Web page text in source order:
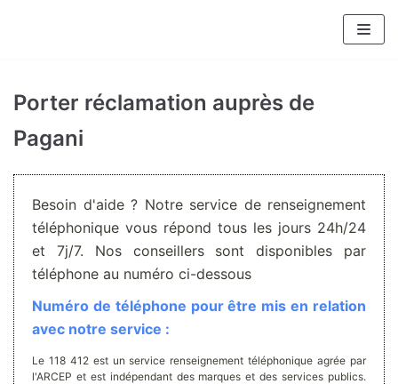
contenu
Porter réclamation auprès de
Pagani
Besoin d'aide ? Notre service de renseignement
téléphonique vous répond tous les jours 24h/24
et 7j/7. Nos conseillers sont disponibles par
téléphone au numéro ci-dessous
Numéro de téléphone pour être mis en relation
avec notre service :
Le 118 412 est un service renseignement téléphonique agrée par
l'ARCEP et est indépendant des marques et des services publics.